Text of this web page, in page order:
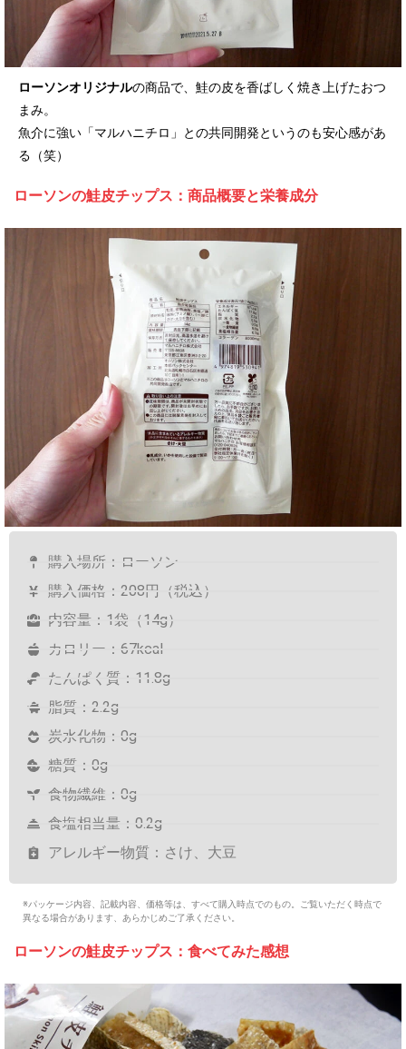
ローソンオリジナルの商品で、鮭の皮を香ばしく焼き上げたおつ
まみ。
魚介に強い「マルハニチロ」との共同開発というのも安心感があ
る（笑）
ローソンの鮭皮チップス：商品概要と栄養成分
購入場所：ローソン
購入価格：208円（税込）
内容量：1袋（14g）
カロリー：67kcal
たんぱく質：11.8g
脂質：2.2g
炭水化物：0g
糖質：0g
食物繊維：0g
食塩相当量：0.2g
アレルギー物質：さけ、大豆
※パッケージ内容、記載内容、価格等は、すべて購入時点でのもの。ご覧いただく時点で
異なる場合があります、あらかじめご了承ください。
ローソンの鮭皮チップス：食べてみた感想